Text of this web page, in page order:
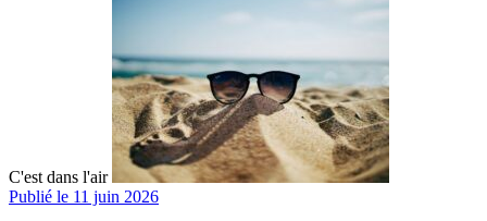
C'est dans l'air
Publié le 11 juin 2026